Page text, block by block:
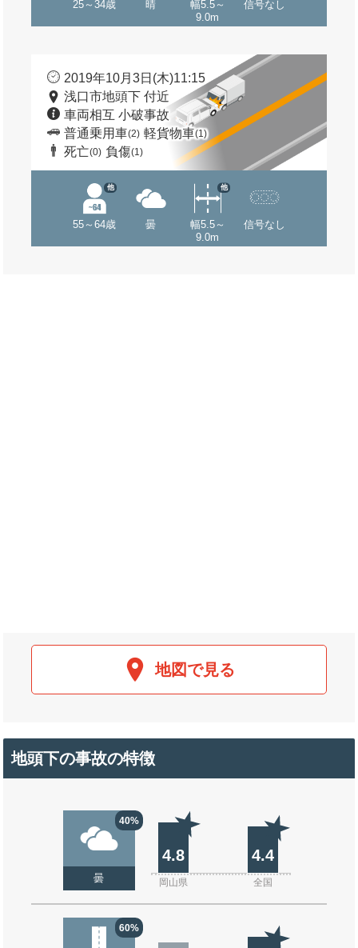
25～34歳 晴
幅5.5～
9.0m
信号なし
2019年10月3日(木)11:15
浅口市地頭下 付近
車両相互 小破事故
普通乗用車(2) 軽貨物車(1)
死亡(0) 負傷(1)
55～64歳
他
曇
幅5.5～
9.0m
他
信号なし
地図で見る
地頭下の事故の特徴
40%
曇
4.8 4.4
岡山県 全国
60%